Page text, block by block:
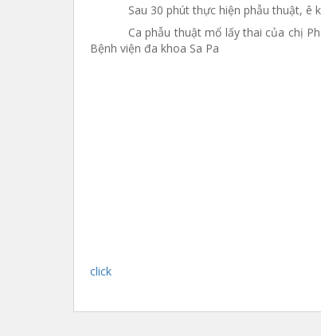
Sau 30 phút thực hiện phẫu thuật, ê
Ca phẫu thuật mổ lấy thai của chị
Bệnh viện đa khoa Sa Pa
click